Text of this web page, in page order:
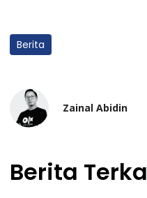
Berita
Zainal Abidin
Berita